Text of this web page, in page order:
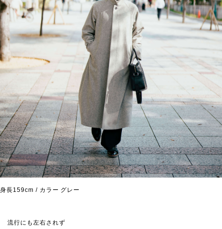
身長159cm / カラー グレー
流行にも左右されず